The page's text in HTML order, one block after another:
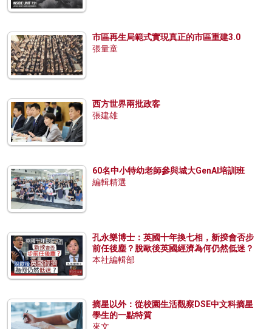
市區再生局範式實現真正的市區重建3.0
張量童
西方世界兩批政客
張建雄
60名中小特幼老師參與城大GenAI培訓班
編輯精選
孔永樂博士：英國十年換七相，新揆會否步
前任後塵？脫歐後英國經濟為何仍然低迷？
本社編輯部
摘星以外：從校園生活觀察DSE中文科摘星
學生的一點特質
來文